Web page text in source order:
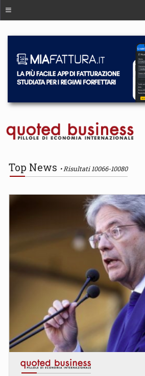
Top News Risultati 10066-10080